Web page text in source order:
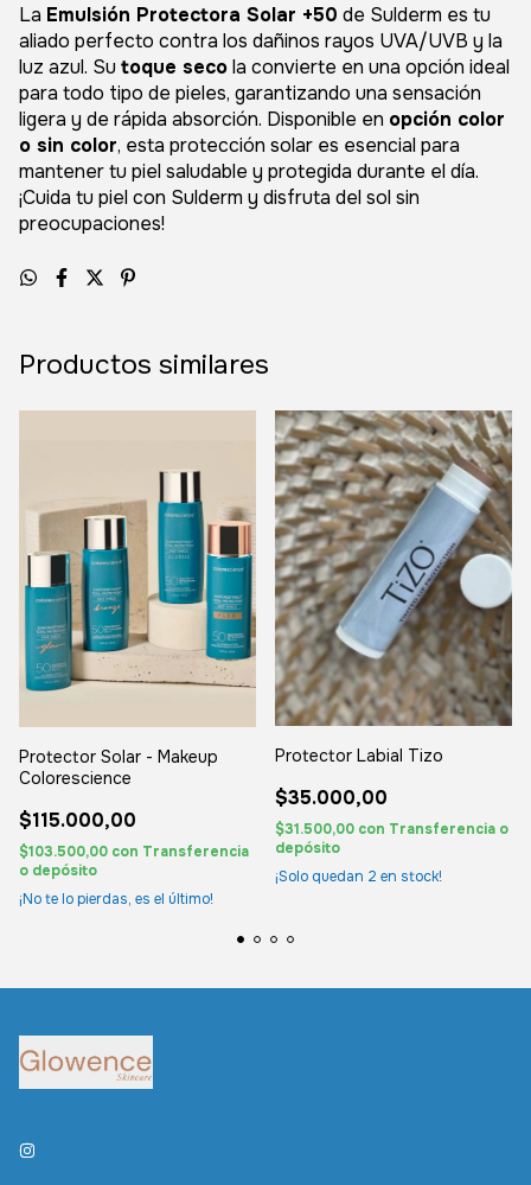
La Emulsión Protectora Solar +50 de Sulderm es tu
aliado perfecto contra los dañinos rayos UVA/UVB y la
luz azul. Su toque secola convierte en una opción ideal
para todo tipo de pieles, garantizando una sensación
ligera y de rápida absorción. Disponible en opción color
o sin color, esta protección solar es esencial para
mantener tu piel saludable y protegida durante el día.
¡Cuida tu piel con Sulderm y disfruta del sol sin
preocupaciones!
Productos similares
Protector Solar - Makeup
Colorescience
$115.000,00
$103.500,00 con Transferencia
o depósito
¡No te lo pierdas, es el último!
Protector Labial Tizo
$35.000,00
$31.500,00 con Transferencia o
depósito
¡Solo quedan 2 en stock!